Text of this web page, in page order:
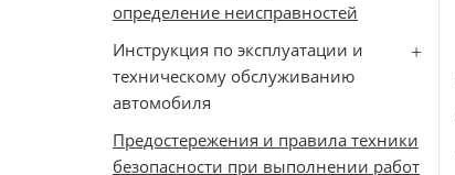
определение неисправностей
Инструкция по эксплуатации и
техническому обслуживанию
автомобиля
Предостережения и правила техники
безопасности при выполнении работ